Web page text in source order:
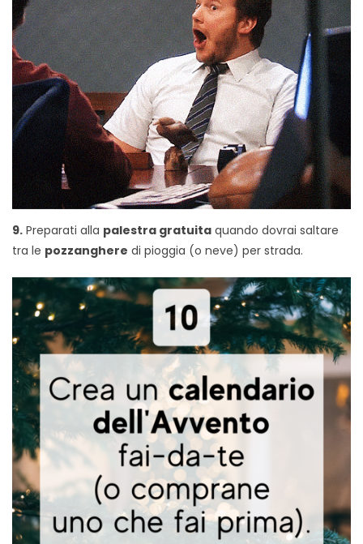
9. Preparati alla palestra gratuita quando dovrai saltare
tra le pozzanghere di pioggia (o neve) per strada.